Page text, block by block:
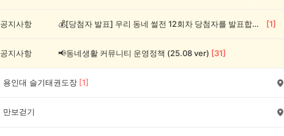
공지사항 💰[당첨자 발표] 우리 동네 썰전 12회차 당첨자를 발표합니다! [1]
공지사항 📢동네생활 커뮤니티 운영정책 (25.08 ver) [31]
용인대 슬기태권도장 [1]
만보걷기